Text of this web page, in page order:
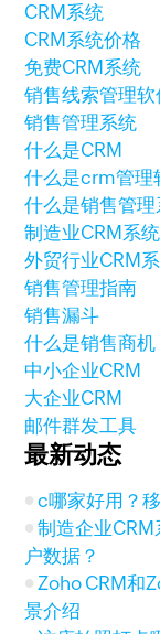
CRM系统
CRM系统价格
免费CRM系统
销售线索管理软
销售管理系统
什么是CRM
什么是crm管理
什么是销售管理
制造业CRM系统
外贸行业CRM
销售管理指南
销售漏斗
什么是销售商机
中小企业CRM
大企业CRM
邮件群发工具
最新动态
c哪家好用？
制造企业
户数据？
Zoho CRM和
景介绍